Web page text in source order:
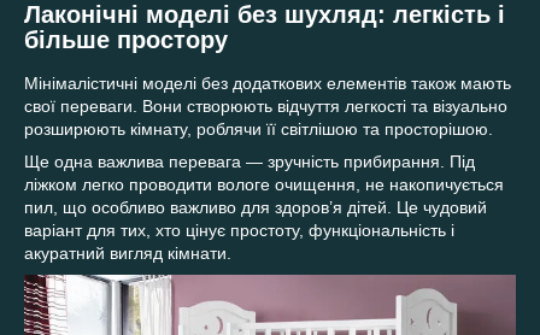
Лаконічні моделі без шухляд: легкість і
більше простору
Мінімалістичні моделі без додаткових елементів також мають
свої переваги. Вони створюють відчуття легкості та візуально
розширюють кімнату, роблячи її світлішою та просторішою.
Ще одна важлива перевага — зручність прибирання. Під
ліжком легко проводити вологе очищення, не накопичується
пил, що особливо важливо для здоров’я дітей. Це чудовий
варіант для тих, хто цінує простоту, функціональність і
акуратний вигляд кімнати.